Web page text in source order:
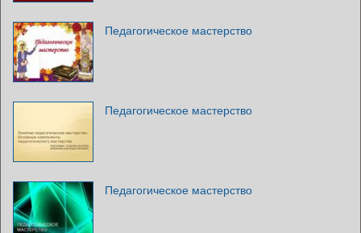
Педагогическое мастерство
Педагогическое мастерство
Педагогическое мастерство